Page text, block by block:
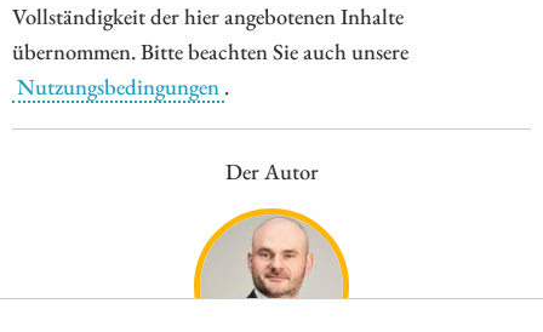
Vollständigkeit der hier angebotenen Inhalte
übernommen. Bitte beachten Sie auch unsere
Nutzungsbedingungen .
Der Autor